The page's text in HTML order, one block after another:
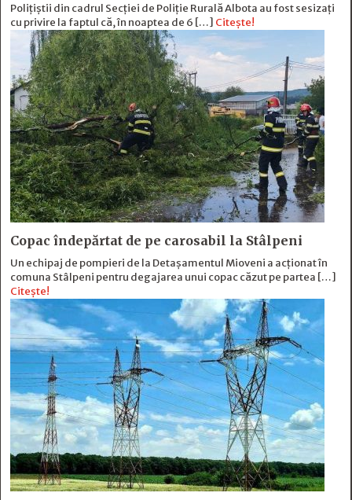
Polițiștii din cadrul Secției de Poliție Rurală Albota au fost sesizați
cu privire la faptul că, în noaptea de 6 […] Citește!
Copac îndepărtat de pe carosabil la Stâlpeni
Un echipaj de pompieri de la Detașamentul Mioveni a acționat în
comuna Stâlpeni pentru degajarea unui copac căzut pe partea […]
Citește!